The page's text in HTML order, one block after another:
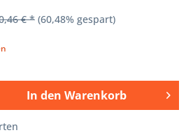
€ * (60,48% gespart)
In den Warenkorb